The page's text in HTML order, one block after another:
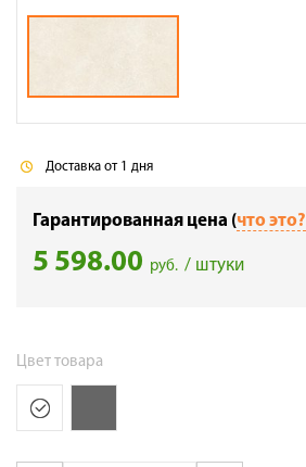
Доставка от 1 дня
Гарантированная цена (что это?
5 598.00 руб. / штуки
Цвет товара